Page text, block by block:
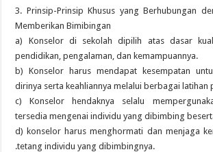
3. Prinsip-Prinsip Khusus yang Berhubungan
Memberikan Bimibingan
a) Konselor di sekolah dipilih atas dasar
pendidikan, pengalaman, dan kemampuannya.
b) Konselor harus mendapat kesempatan
dirinya serta keahliannya melalui berbagai latihan
c) Konselor hendaknya selalu
tersedia mengenai individu yang dibimbing
d) konselor harus menghormati dan menjaga
.tetang individu yang dibimbingnya.